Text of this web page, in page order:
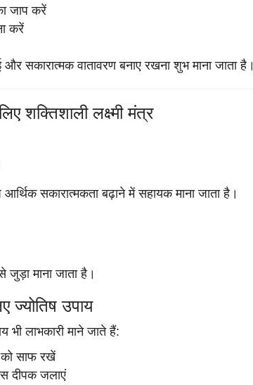
जाप करें
करें
सकारात्मक वातावरण बनाए रखना शुभ माना जाता है।
शक्तिशाली लक्ष्मी मंत्र
सकारात्मकता बढ़ाने में सहायक माना जाता है।
माना जाता है।
ज्योतिष उपाय
भी लाभकारी माने जाते हैं:
को साफ रखें
दीपक जलाएं